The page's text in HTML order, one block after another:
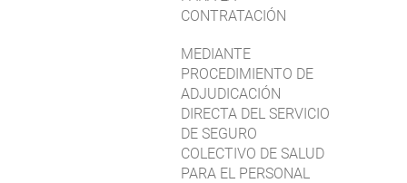
CONTRATACIÓN
MEDIANTE
PROCEDIMIENTO DE
ADJUDICACIÓN
DIRECTA DEL SERVICIO
DE SEGURO
COLECTIVO DE SALUD
PARA EL PERSONAL